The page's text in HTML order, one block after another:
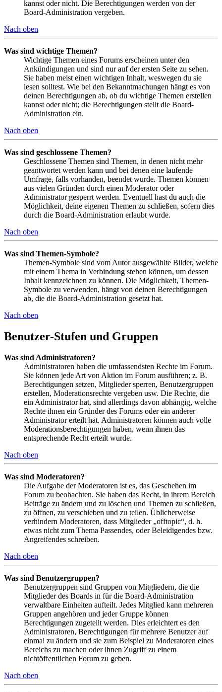
kannst oder nicht. Die Berechtigungen werden von der
Board-Administration vergeben.
Nach oben
Was sind wichtige Themen?
Wichtige Themen eines Forums erscheinen unter den
Ankündigungen und sind nur auf der ersten Seite zu sehen.
Sie haben meist einen wichtigen Inhalt, weswegen du sie
lesen solltest. Wie bei den Bekanntmachungen hängt es von
deinen Berechtigungen ab, ob du wichtige Themen erstellen
kannst oder nicht; die Berechtigungen stellt die Board-
Administration ein.
Nach oben
Was sind geschlossene Themen?
Geschlossene Themen sind Themen, in denen nicht mehr
geantwortet werden kann und bei denen eine laufende
Umfrage, falls vorhanden, beendet wurde. Themen können
aus vielen Gründen durch einen Moderator oder
Administrator gesperrt werden. Eventuell hast du auch die
Möglichkeit, deine eigenen Themen zu schließen, sofern dies
durch die Board-Administration erlaubt wurde.
Nach oben
Was sind Themen-Symbole?
Themen-Symbole sind vom Autor ausgewählte Bilder, welche
mit einem Thema in Verbindung stehen können, um dessen
Inhalt kennzeichnen zu können. Die Möglichkeit, Themen-
Symbole zu verwenden, hängt von deinen Berechtigungen
ab, die die Board-Administration gesetzt hat.
Nach oben
Benutzer-Stufen und Gruppen
Was sind Administratoren?
Administratoren haben die umfassendsten Rechte im Forum.
Sie können jede Art von Aktion im Forum ausführen; z. B.
Berechtigungen setzen, Mitglieder sperren, Benutzergruppen
erstellen, Moderationsrechte vergeben usw. Die Rechte, die
ein Administrator hat, sind allerdings davon abhängig, welche
Rechte ihnen ein Gründer des Forums oder ein anderer
Administrator erteilt hat. Administratoren können auch volle
Moderationsberechtigungen haben, wenn ihnen das
entsprechende Recht erteilt wurde.
Nach oben
Was sind Moderatoren?
Die Aufgabe der Moderatoren ist es, das Geschehen im
Forum zu beobachten. Sie haben das Recht, in ihrem Bereich
Beiträge zu ändern und zu löschen und Themen zu schließen,
zu öffnen, zu verschieben und zu teilen. Üblicherweise
verhindern Moderatoren, dass Mitglieder „offtopic“, d. h.
etwas nicht zum Thema Passendes, oder Beleidigendes bzw.
Angreifendes schreiben.
Nach oben
Was sind Benutzergruppen?
Benutzergruppen sind Gruppen von Mitgliedern, die die
Mitglieder des Boards in für die Board-Administration
verwaltbare Einheiten aufteilt. Jedes Mitglied kann mehreren
Gruppen angehören und jeder Gruppe können
Berechtigungen zugeteilt werden. Dies erleichtert es den
Administratoren, Berechtigungen für mehrere Benutzer auf
einmal zu ändern und sie zum Beispiel zu Moderatoren eines
Bereichs zu machen oder ihnen Zugriff zu einem
nichtöffentlichen Forum zu geben.
Nach oben